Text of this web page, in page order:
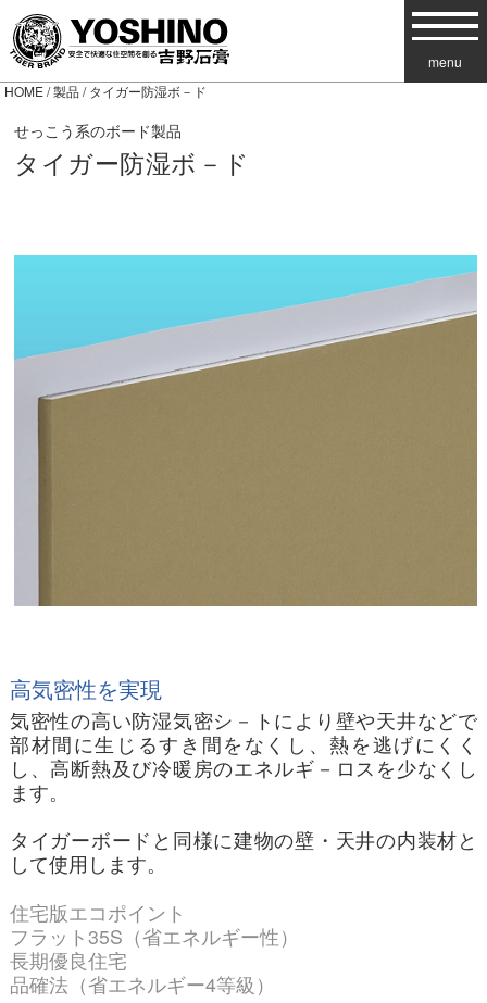
menu
HOME/製品 / タイガー防湿ボ－ド
せっこう系のボード製品
タイガー防湿ボ－ド
高気密性を実現
気密性の高い防湿気密シ－トにより壁や天井などで
部材間に生じるすき間をなくし、熱を逃げにくく
し、高断熱及び冷暖房のエネルギ－ロスを少なくし
ます。
タイガーボードと同様に建物の壁・天井の内装材と
して使用します。
住宅版エコポイント
フラット35S（省エネルギー性）
長期優良住宅
品確法（省エネルギー4等級）